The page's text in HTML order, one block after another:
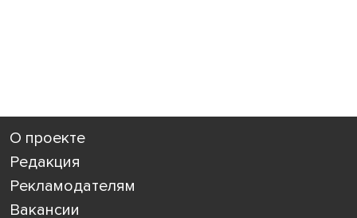
О проекте
Редакция
Рекламодателям
Вакансии